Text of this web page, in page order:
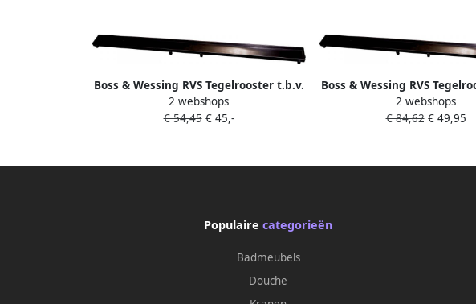
Boss & Wessing RVS Tegelrooster t.b.v.
BWS Douchegoot 80x7 cm Mat Zwart
2 webshops
€ 54,45€ 45,-
Boss & Wessing RVS
BWS Douchegoot 50x7 cm
2 webshops
€ 84,62€ 49,95
Populaire categorieën
Badmeubels
Douche